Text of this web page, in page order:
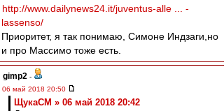
http://www.dailynews24.it/juventus-alle ... -
lassenso/
Приоритет, я так понимаю, Симоне Индзаги,но
и про Массимо тоже есть.
gimp2 -
06 май 2018 20:50
ЩукаСМ » 06 май 2018 20:42